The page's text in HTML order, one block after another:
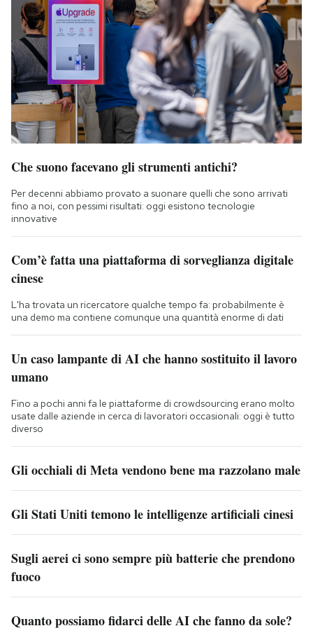
Che suono facevano gli strumenti antichi?
Per decenni abbiamo provato a suonare quelli che sono arrivati
fino a noi, con pessimi risultati: oggi esistono tecnologie
innovative
Com’è fatta una piattaforma di sorveglianza digitale
cinese
L'ha trovata un ricercatore qualche tempo fa: probabilmente è
una demo ma contiene comunque una quantità enorme di dati
Un caso lampante di AI che hanno sostituito il lavoro
umano
Fino a pochi anni fa le piattaforme di crowdsourcing erano molto
usate dalle aziende in cerca di lavoratori occasionali: oggi è tutto
diverso
Gli occhiali di Meta vendono bene ma razzolano male
Gli Stati Uniti temono le intelligenze artificiali cinesi
Sugli aerei ci sono sempre più batterie che prendono
fuoco
Quanto possiamo fidarci delle AI che fanno da sole?